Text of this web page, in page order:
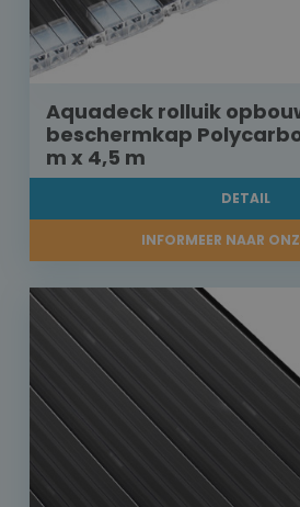
Aquadeck rolluik
beschermkap
m x 4,5 m
DETAIL
INFORMEER NAAR